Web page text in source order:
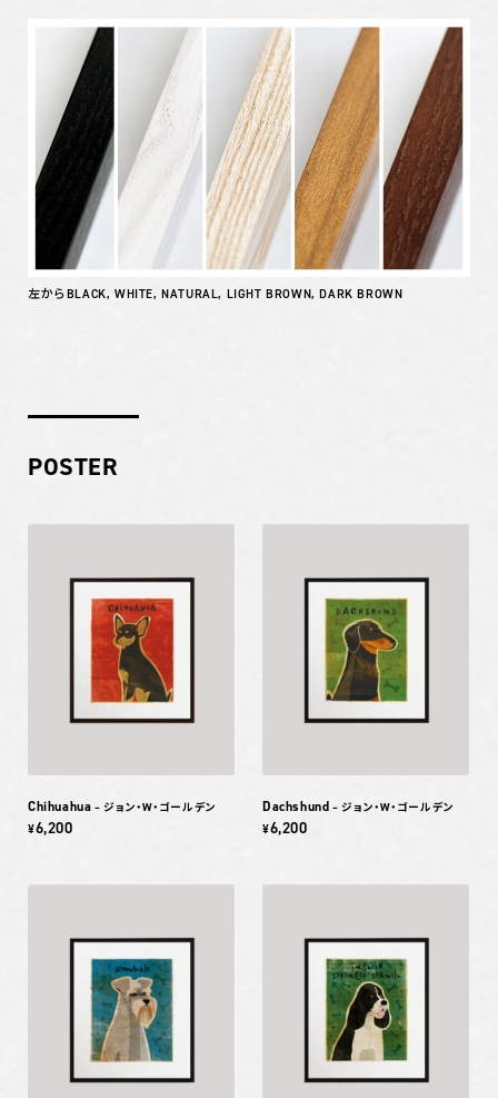
左からBLACK, WHITE, NATURAL, LIGHT BROWN, DARK BROWN
POSTER
Chihuahua – ジョン・W・ゴールデン
¥6,200
Dachshund – ジョン・W・ゴールデン
¥6,200